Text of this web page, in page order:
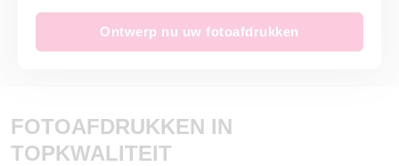
Ontwerp nu uw fotoafdrukken
FOTOAFDRUKKEN IN
TOPKWALITEIT